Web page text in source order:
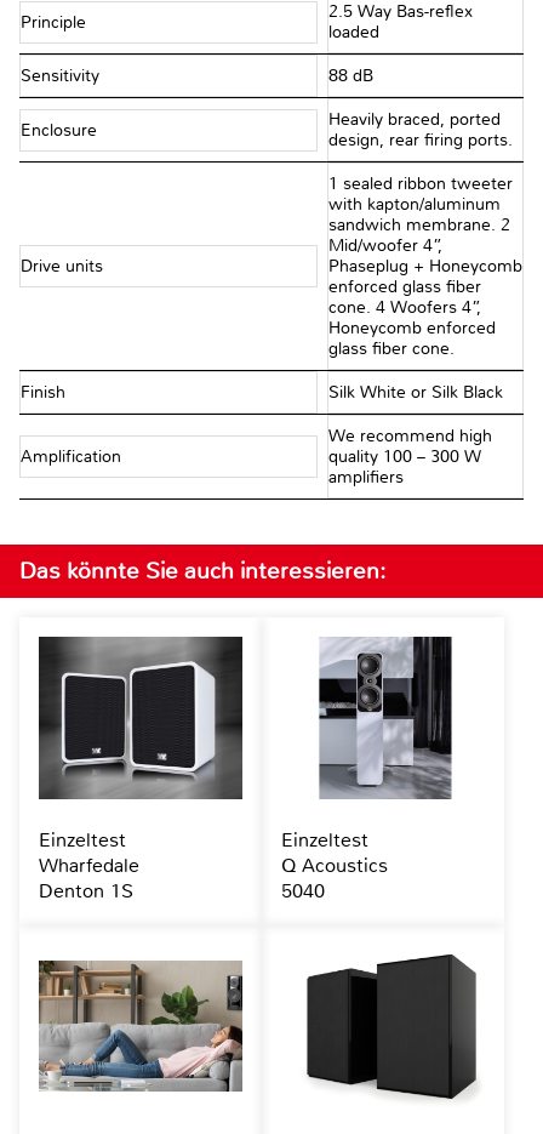
Principle
2.5 Way Bas-reﬂex
loaded
Sensitivity 88 dB
Enclosure
Heavily braced, ported
design, rear ﬁring ports.
Drive units
1 sealed ribbon tweeter
with kapton/aluminum
sandwich membrane. 2
Mid/woofer 4”,
Phaseplug + Honeycomb
enforced glass ﬁber
cone. 4 Woofers 4”,
Honeycomb enforced
glass ﬁber cone.
Finish Silk White or Silk Black
Amplification
We recommend high
quality 100 – 300 W
ampliﬁers
Das könnte Sie auch interessieren:
Einzeltest
Wharfedale
Denton 1S
Einzeltest
Q Acoustics
5040